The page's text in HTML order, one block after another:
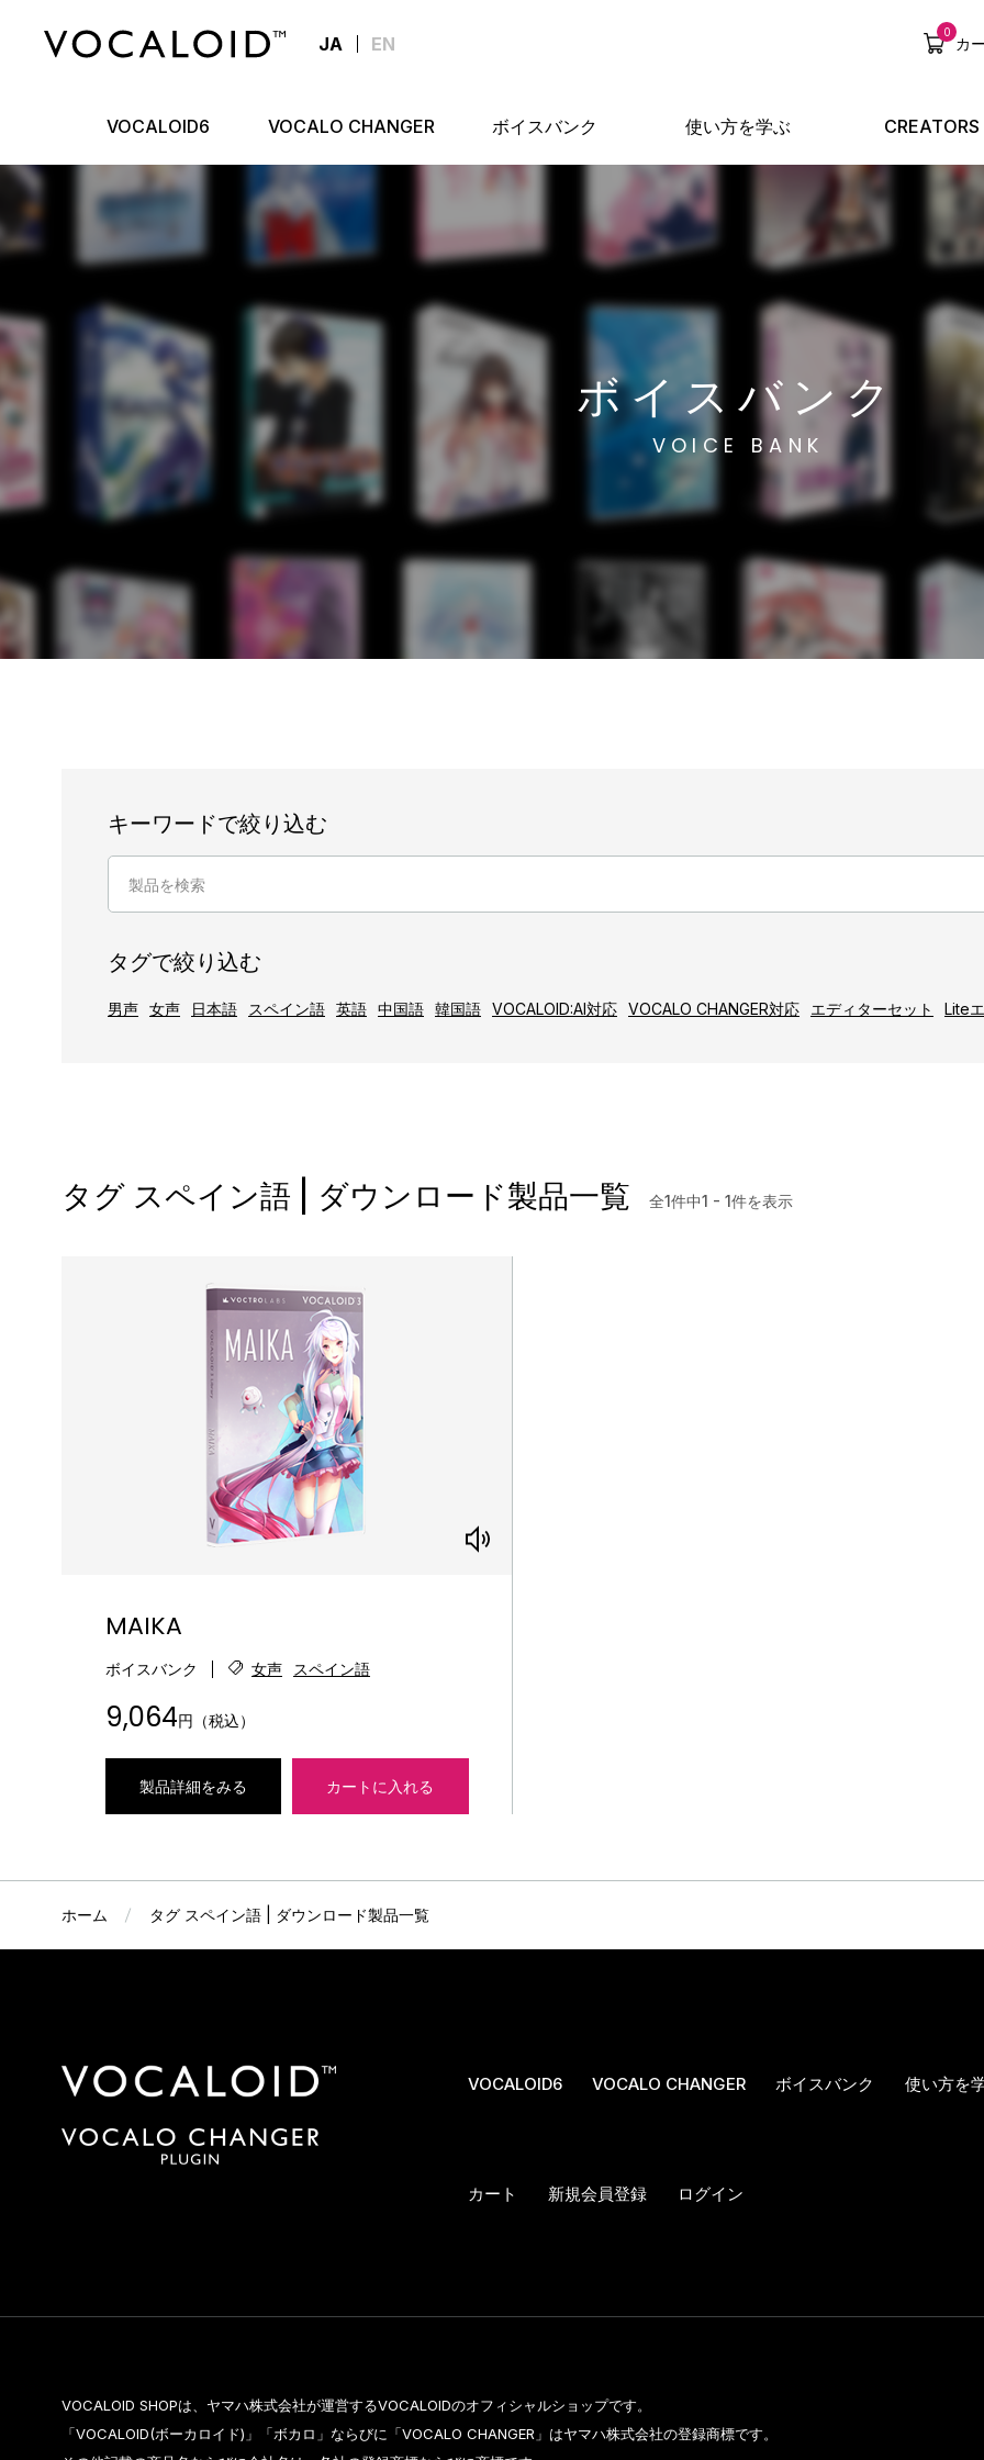
JA EN
0
カ
VOCALOID6 VOCALO CHANGER ボイスバンク 使い方を学ぶ CREATORS
ボイスバンク
VOICE BANK
キーワードで絞り込む
タグで絞り込む
男声 女声 日本語 スペイン語 英語 中国語 韓国語 VOCALOID:AI対応 VOCALO CHANGER対応 エディターセット Lite
タグ スペイン語 | ダウンロード製品一覧 全1件中1 - 1件を表示
MAIKA
ボイスバンク 女声 スペイン語
9,064円（税込）
製品詳細をみる カートに入れる
ホーム タグ スペイン語 | ダウンロード製品一覧
VOCALOID6 VOCALO CHANGER ボイスバンク 使い方を
カート 新規会員登録 ログイン
VOCALOID SHOPは、ヤマハ株式会社が運営するVOCALOIDのオフィシャルショップです。
「VOCALOID(ボーカロイド)」「ボカロ」ならびに「VOCALO CHANGER」はヤマハ株式会社の登録商標です。